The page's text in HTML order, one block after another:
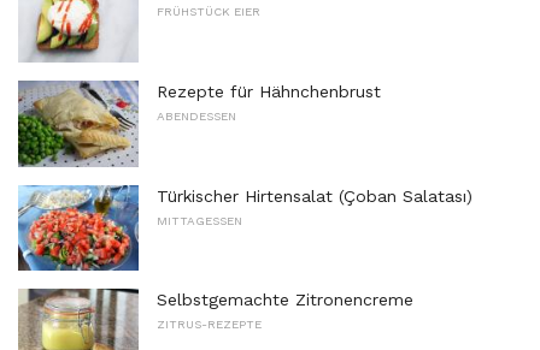
FRÜHSTÜCK EIER
Rezepte für Hähnchenbrust
ABENDESSEN
Türkischer Hirtensalat (Çoban Salatası)
MITTAGESSEN
Selbstgemachte Zitronencreme
ZITRUS-REZEPTE